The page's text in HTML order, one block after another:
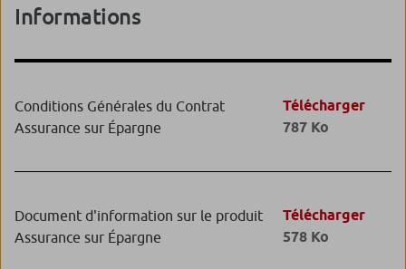
Informations
Conditions Générales du Contrat
Assurance sur Épargne
Télécharger
787 Ko
Document d'information sur le produit
Assurance sur Épargne
Télécharger
578 Ko